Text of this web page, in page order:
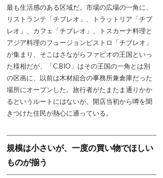
最も生活感のある区域だ。市場の広場の一角に、
リストランテ「チブレオ」、トラットリア「チブ
レオ」、カフェ「チブレオ」、トスカーナ料理と
アジア料理のフュージョンビストロ「チブレオ」
が集まり、そこはさながらファビオの王国といっ
た様相だが、「C.BIO」はその王国の一角とは別
の区画に、以前は木材組合の事務所兼倉庫だった
場所にオープンした。旅行者がたまたま通りかか
るというルートにはないが、開店当初から噂を聞
きつけた住民が熱心に通っている。
規模は小さいが、一度の買い物でほしい
ものが揃う